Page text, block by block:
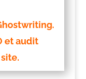
et audit